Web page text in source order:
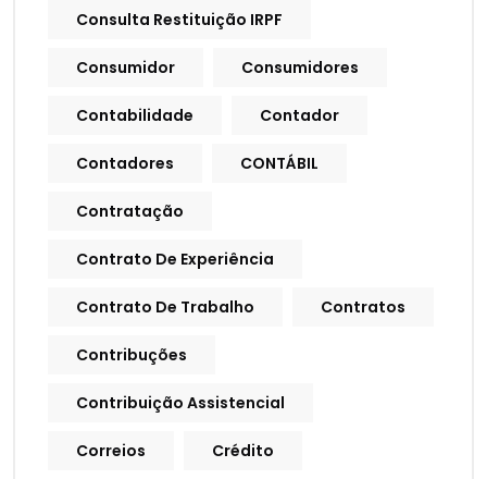
Consulta Restituição IRPF
Consumidor Consumidores
Contabilidade Contador
Contadores CONTÁBIL
Contratação
Contrato De Experiência
Contrato De Trabalho Contratos
Contribuções
Contribuição Assistencial
Correios Crédito